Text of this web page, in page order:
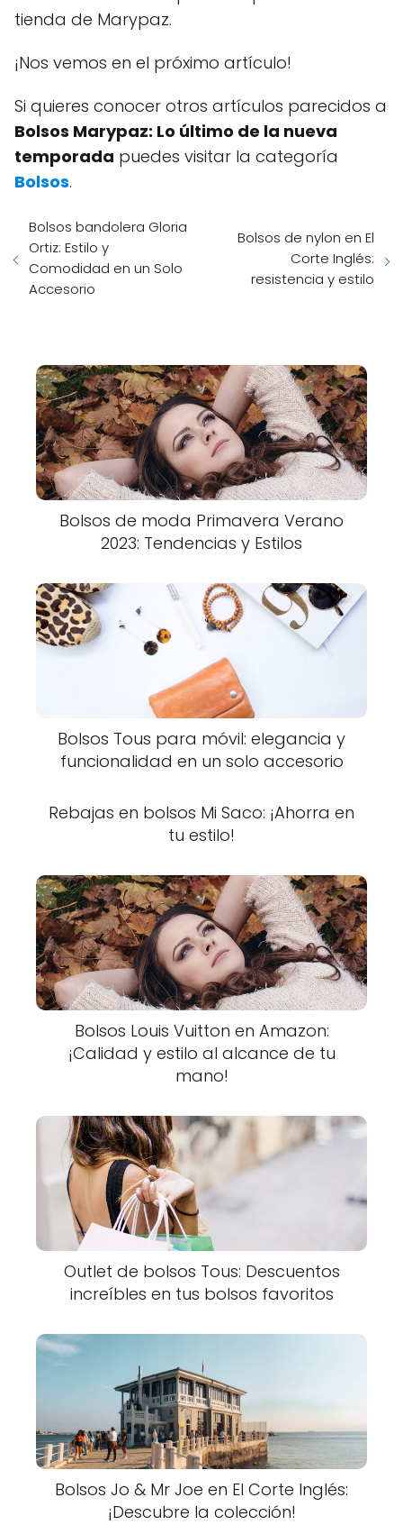
tienda de Marypaz.
¡Nos vemos en el próximo artículo!
Si quieres conocer otros artículos parecidos a
Bolsos Marypaz: Lo último de la nueva
temporada puedes visitar la categoría
Bolsos.
Bolsos bandolera Gloria
Ortiz: Estilo y
Comodidad en un Solo
Accesorio
Bolsos de nylon en El
Corte Inglés:
resistencia y estilo
Bolsos de moda Primavera Verano
2023: Tendencias y Estilos
Bolsos Tous para móvil: elegancia y
funcionalidad en un solo accesorio
Rebajas en bolsos Mi Saco: ¡Ahorra en
tu estilo!
Bolsos Louis Vuitton en Amazon:
¡Calidad y estilo al alcance de tu
mano!
Outlet de bolsos Tous: Descuentos
increíbles en tus bolsos favoritos
Bolsos Jo & Mr Joe en El Corte Inglés:
¡Descubre la colección!